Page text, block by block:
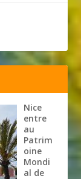
Nice
entre
au
Patrim
oine
Mondi
al de